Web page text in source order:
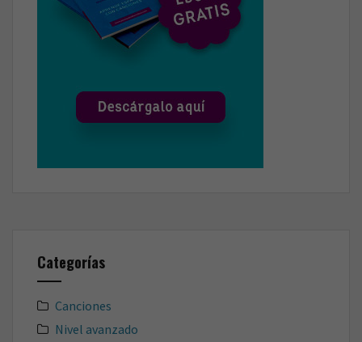
Categorías
Canciones
Nivel avanzado